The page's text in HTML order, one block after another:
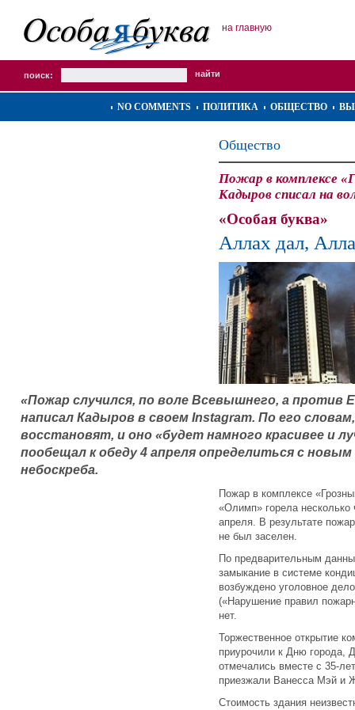
на главную
поиск:
NO COMMENTS ПОЛИТИКА ОБЩЕСТВО
Общество
Пожар в комплексе
Кадыров списал на
«Особая буква»
Аллах дал,
«Пожар случился, по воле Всевышнего, а
написал Кадыров в своем Instagram. По его
восстановят, и оно «будет намного красивее и
пообещал к обеду 4 апреля определиться с
небоскреба.
Пожар в комплексе
«Олимп» горела несколько
апреля. В результате
не был заселен.
По предварительным
замыкание в системе
возбуждено уголовное
(«Нарушение правил
нет.
Торжественное открытие
приурочили к Дню города,
отмечались вместе с 35-
приезжали Ванесса Мэй и
Стоимость здания